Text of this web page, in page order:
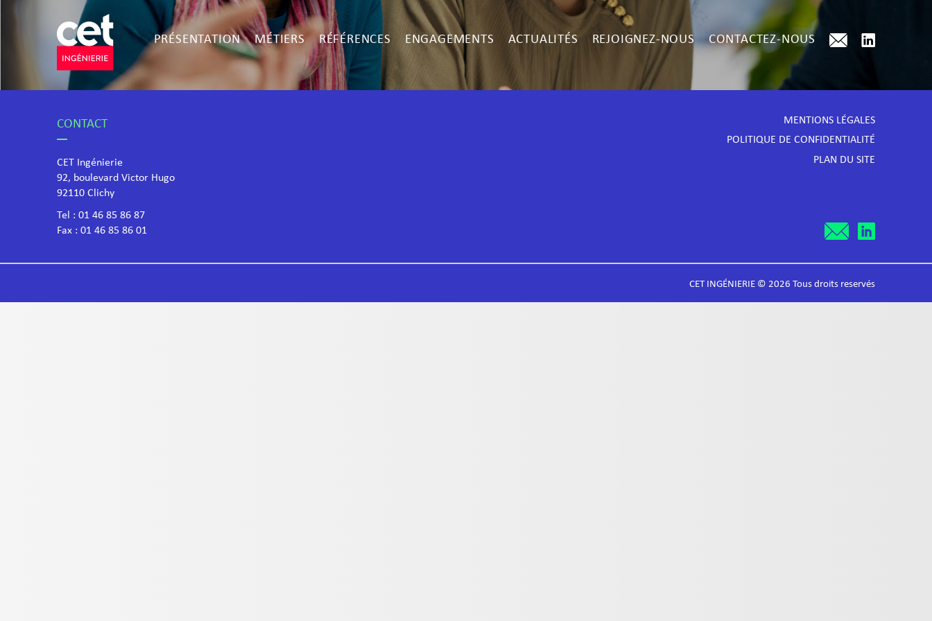
PRÉSENTATION MÉTIERS RÉFÉRENCES ENGAGEMENTS ACTUALITÉS REJOIGNEZ-NOUS CONTACTEZ-NOUS
CONTACT
CET Ingénierie
92, boulevard Victor Hugo
​92110 Clichy
Tel : 01 46 85 86 87
Fax : 01 46 85 86 01
MENTIONS LÉGALES
POLITIQUE DE CONFIDENTIALITÉ
PLAN DU SITE
CET INGÉNIERIE © 2026 Tous droits reservés